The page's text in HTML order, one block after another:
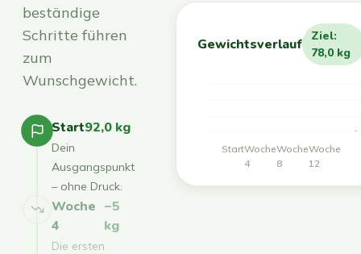
beständige
Schritte führen
zum
Wunschgewicht.
Start92,0 kg
Dein
Ausgangspunkt
– ohne Druck.
Woche
4
−5
kg
Die ersten
Gewichtsverlauf
Ziel:
78,0 kg
StartWoche
4
Woche
8
Woche
12